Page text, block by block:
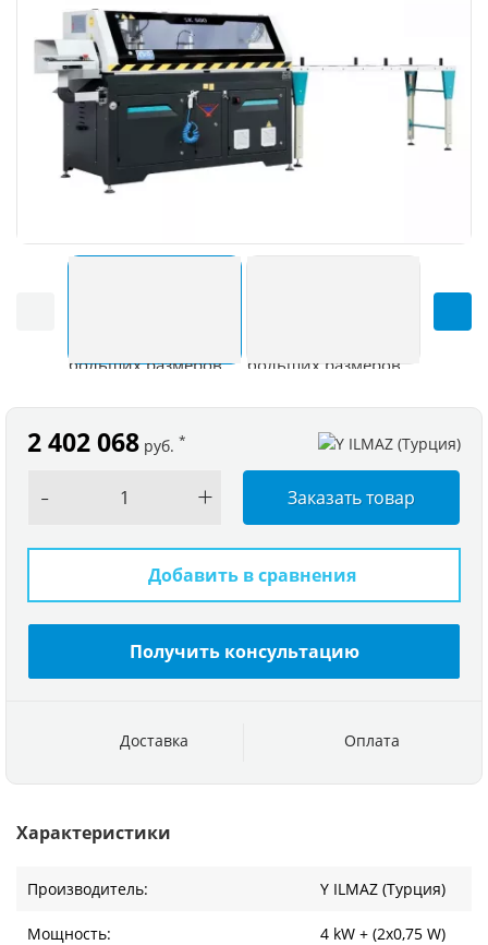
Характеристики
Производитель: Y ILMAZ (Турция)
Мощность: 4 kW + (2х0,75 W)
2 402 068 руб. *
- + Заказать товар
Добавить в сравнения
Получить консультацию
Доставка Оплата